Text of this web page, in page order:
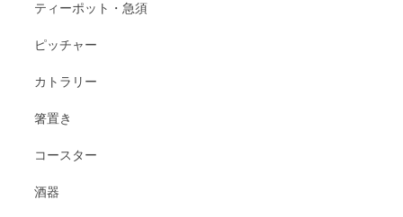
ティーポット・急須
ピッチャー
カトラリー
箸置き
コースター
酒器